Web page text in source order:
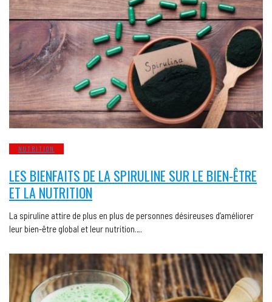
NUTRITION
LES BIENFAITS DE LA SPIRULINE SUR LE BIEN-ÊTRE
ET LA NUTRITION
La spiruline attire de plus en plus de personnes désireuses d’améliorer
leur bien-être global et leur nutrition….